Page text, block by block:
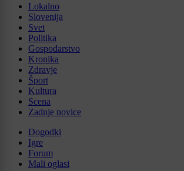
Lokalno
Slovenija
Svet
Politika
Gospodarstvo
Kronika
Zdravje
Šport
Kultura
Scena
Zadnje novice
Dogodki
Igre
Forum
Mali oglasi